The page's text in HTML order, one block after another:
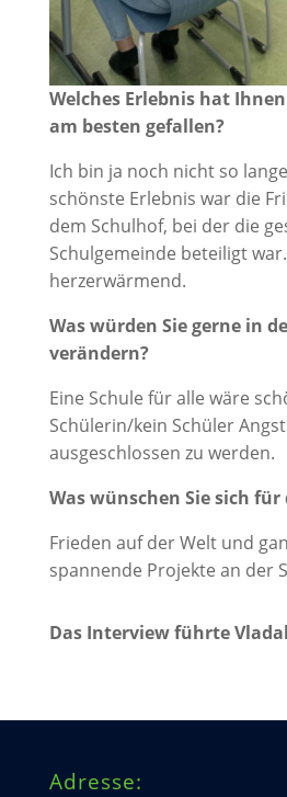
Welches Erlebnis hat
am besten gefallen?
Ich bin ja noch nicht so
schönste Erlebnis war die
dem Schulhof, bei der die
Schulgemeinde beteiligt
herzerwärmend.
Was würden Sie gerne in
verändern?
Eine Schule für alle wäre
Schülerin/kein Schüler
ausgeschlossen zu werden.
Was wünschen Sie sich
Frieden auf der Welt und
spannende Projekte an der
Das Interview führte
Adresse: